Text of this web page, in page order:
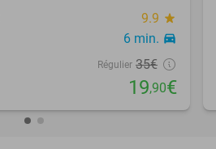
9.9 star
6 min. directions_car
Régulier 35€
19,90€